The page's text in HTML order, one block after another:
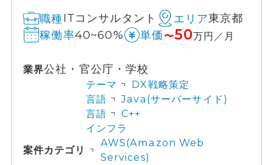
職種ITコンサルタント エリア東京都
稼働率40~60% 単価 〜50万円／月
業界公社・官公庁・学校
案件カテゴリ
テーマ
DX戦略策定
言語
Java(サーバーサイド)
言語
C++
インフラ
AWS(Amazon Web
Services)